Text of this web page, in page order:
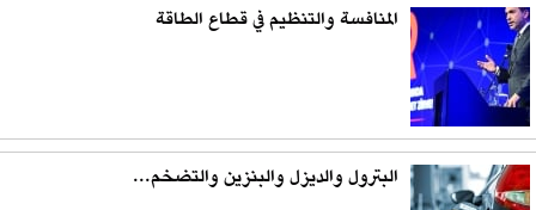
المنافسة والتنظيم في قطاع الطاقة
البترول والديزل والبنزين والتضخم...